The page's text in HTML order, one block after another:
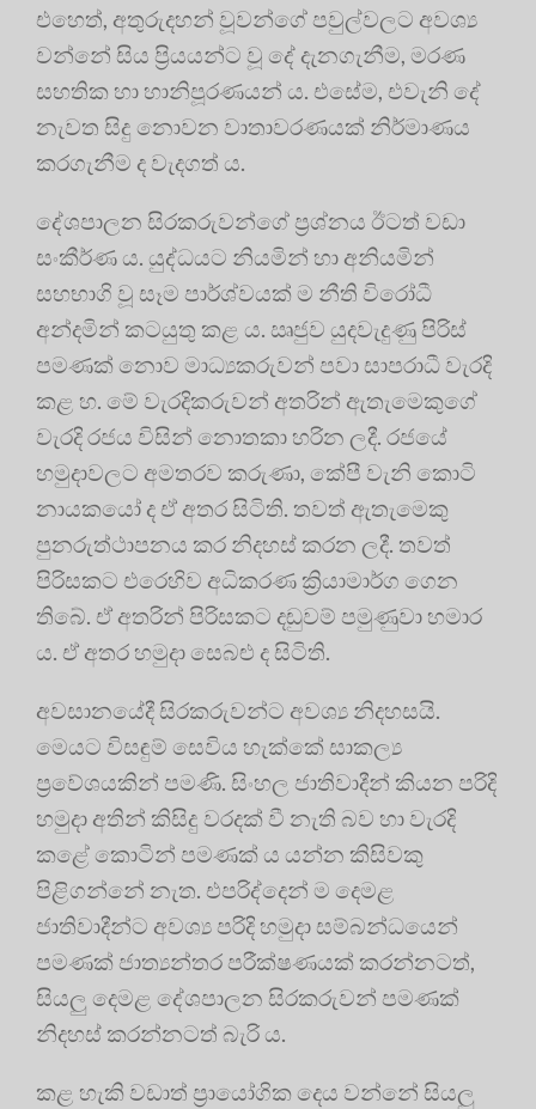
එහෙත්, අතුරුදහන් වූවන්ගේ පවුල්වලට අවශ්‍ය
වන්නේ සිය ප්‍රියයන්ට වූ දේ දැනගැනීම, මරණ
සහතික හා හානිපූරණයන් ය. එසේම, එවැනි දේ
නැවත සිදු නොවන වාතාවරණයක් නිර්මාණය
කරගැනීම ද වැදගත් ය.
දේශපාලන සිරකරුවන්ගේ ප්‍ර‍ශ්නය ඊටත් වඩා
සංකීර්ණ ය. යුද්ධයට නියමින් හා අනියමින්
සහභාගි වූ සෑම පාර්ශ්වයක් ම නීති විරෝධී
අන්දමින් කටයුතු කළ ය. ඍජුව යුදවැදුණු පිරිස්
පමණක් නොව මාධ්‍යකරුවන් පවා සාපරාධී වැරදි
කළ හ. මේ වැරදිකරුවන් අතරින් ඇතැමෙකුගේ
වැරදි රජය විසින් නොතකා හරින ලදී. රජයේ
හමුදාවලට අමතරව කරුණා, කේපී වැනි කොටි
නායකයෝ ද ඒ අතර සිටිති. තවත් ඇතැමෙකු
පුනරුත්ථාපනය කර නිදහස් කරන ලදී. තවත්
පිරිසකට එරෙහිව අධිකරණ ක්‍රියාමාර්ග ගෙන
තිබේ. ඒ අතරින් පිරිසකට දඬුවම් පමුණුවා හමාර
ය. ඒ අතර හමුදා සෙබළු ද සිටිති.
අවසානයේදී සිරකරුවන්ට අවශ්‍ය නිදහසයි.
මෙයට විසඳුම් සෙවිය හැක්කේ සාකල්‍ය
ප්‍රවේශයකින් පමණි. සිංහල ජාතිවාදීන් කියන පරිදි
හමුදා අතින් කිසිදු වරදක් වී නැති බව හා වැරදි
කළේ කොටින් පමණක් ය යන්න කිසිවකු
පිළිගන්නේ නැත. එපරිද්දෙන් ම දෙමළ
ජාතිවාදීන්ට අවශ්‍ය පරිදි හමුදා සම්බන්ධයෙන්
පමණක් ජාත්‍යන්තර පරීක්ෂණයක් කරන්නටත්,
සියලු දෙමළ දේශපාලන සිරකරුවන් පමණක්
නිදහස් කරන්නටත් බැරි ය.
කළ හැකි වඩාත් ප්‍රායෝගික දෙය වන්නේ සියලු